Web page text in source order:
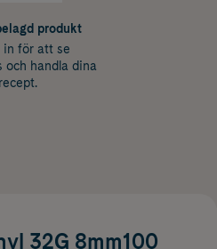
produkt
in för att se
och handla dina
recept.
32G 8mm100